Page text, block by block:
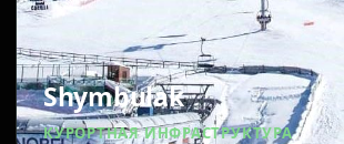
Shymbulak
КУРОРТНАЯ ИНФРАСТРУКТУРА